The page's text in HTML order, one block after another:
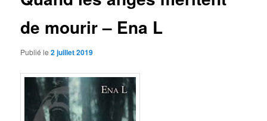
de mourir – Ena L
Publié le2 juillet 2019